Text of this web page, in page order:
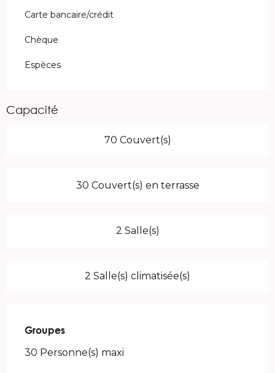
Carte bancaire/crédit
Chèque
Espèces
Capacité
70 Couvert(s)
30 Couvert(s) en terrasse
2 Salle(s)
2 Salle(s) climatisée(s)
Groupes
Groupes
30 Personne(s) maxi